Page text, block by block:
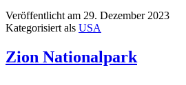
Veröffentlicht am 29. Dezember 2023
Kategorisiert als USA
Zion Nationalpark